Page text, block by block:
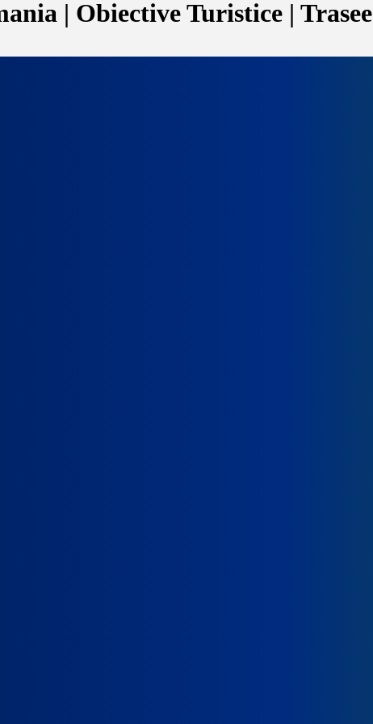
| Obiective Turistice | Trasee